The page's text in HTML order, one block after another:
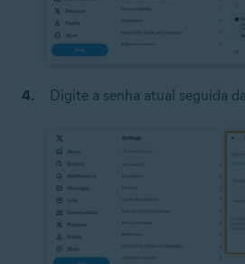
Digite a senha atual seguida